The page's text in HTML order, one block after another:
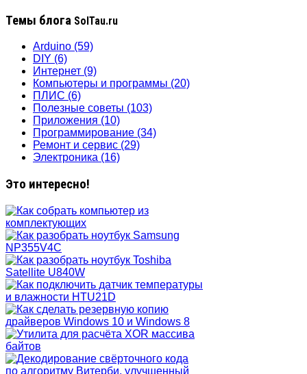
Темы блога SolTau.ru
Arduino (59)
DIY (6)
Интернет (9)
Компьютеры и программы (20)
ПЛИС (6)
Полезные советы (103)
Приложения (10)
Программирование (34)
Ремонт и сервис (29)
Электроника (16)
Это интересно!